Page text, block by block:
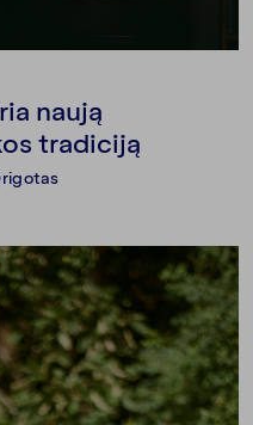
naują
tradiciją